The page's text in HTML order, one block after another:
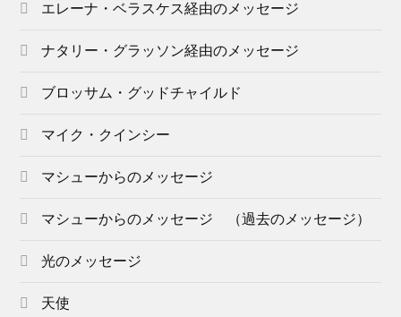
エレーナ・ベラスケス経由のメッセージ
ナタリー・グラッソン経由のメッセージ
ブロッサム・グッドチャイルド
マイク・クインシー
マシューからのメッセージ
マシューからのメッセージ （過去のメッセージ）
光のメッセージ
天使